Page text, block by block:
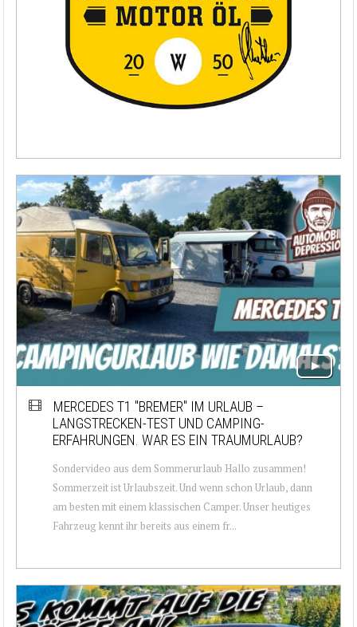
MERCEDES T1 "BREMER" IM URLAUB –
LANGSTRECKEN-TEST UND CAMPING-
ERFAHRUNGEN. WAR ES EIN TRAUMURLAUB?
Sondervideo aus dem Sommerurlaub Hallo zusammen!
Sommerzeit ist Urlaubszeit. Und wenn schon Urlaub, dann
am besten mit einem klassischen Camper. Unser heutiges
Fahrzeug kennt ihr bereits aus einem fr...